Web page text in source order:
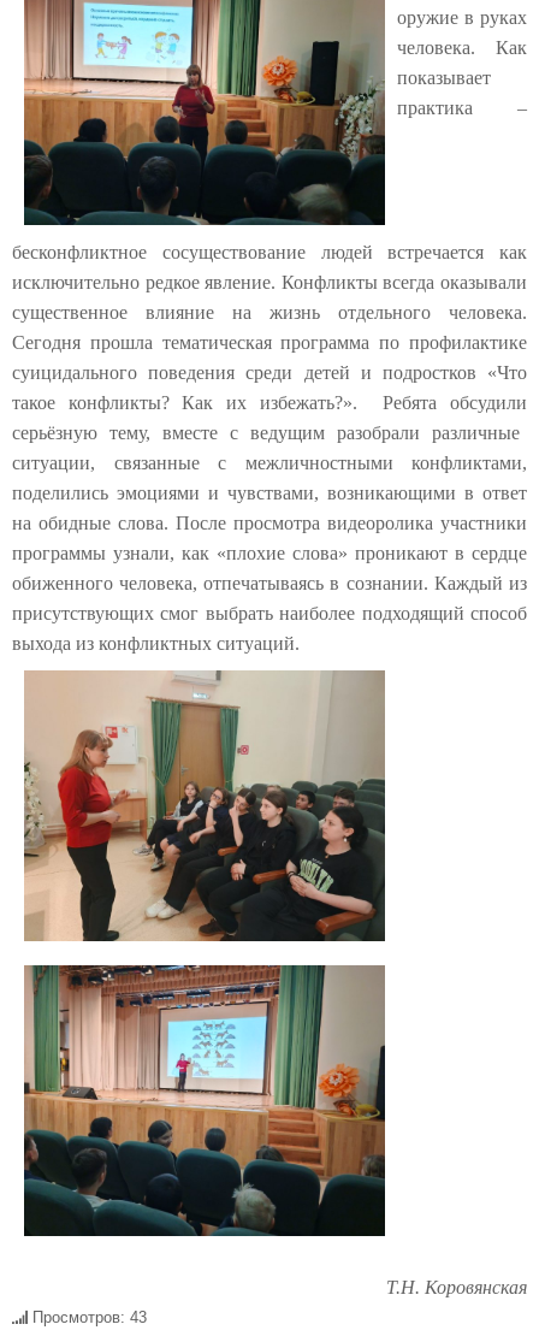
оружие в руках
человека. Как
показывает
практика –
бесконфликтное сосуществование людей встречается как
исключительно редкое явление. Конфликты всегда оказывали
существенное влияние на жизнь отдельного человека.
Сегодня прошла тематическая программапо профилактике
суицидального поведения среди детей и подростков «Что
такое конфликты? Как их избежать?».Ребята обсудили
серьёзную тему, вместе с ведущим разобрали различные
ситуации, связанные с межличностными конфликтами,
поделились эмоциями и чувствами, возникающими в ответ
на обидные слова. После просмотра видеоролика участники
программы узнали, как «плохие слова» проникают в сердце
обиженного человека, отпечатываясь в сознании. Каждый из
присутствующих смог выбрать наиболее подходящий способ
выхода из конфликтных ситуаций.
Т.Н. Коровянская
Просмотров: 43